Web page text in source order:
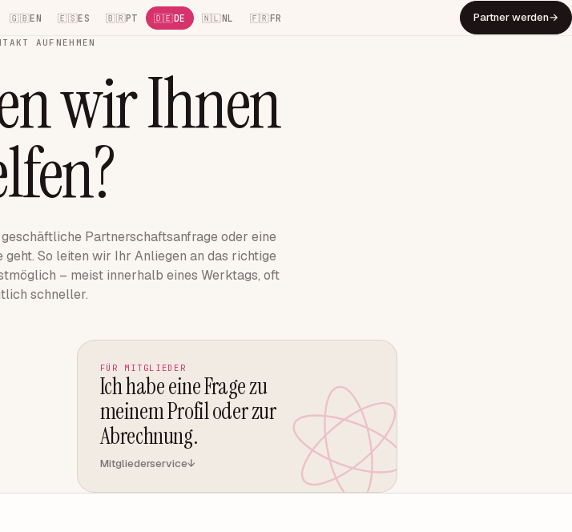
EN ES PT DE NL FR Partner werden→
AUFNEHMEN
wir Ihnen
Partnerschaftsanfrage oder eine
So leiten wir Ihr Anliegen an das richtige
– meist innerhalb eines Werktags, oft
schneller.
FÜR MITGLIEDER
Ich habe eine Frage zu
meinem Profil oder zur
Abrechnung.
Mitgliederservice↓